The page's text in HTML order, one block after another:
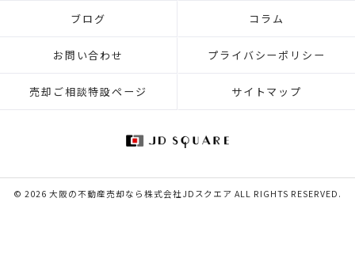
ブログ コラム
お問い合わせ プライバシーポリシー
売却ご相談特設ページ サイトマップ
© 2026 大阪の不動産売却なら株式会社JDスクエア ALL RIGHTS RESERVED.